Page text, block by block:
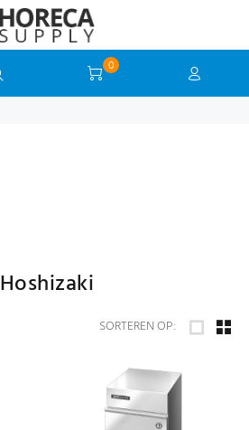
0
Hoshizaki
SORTEREN OP: